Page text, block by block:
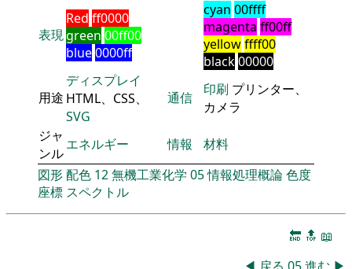
表現
Red ff0000
green 00ff00
blue0000ff
cyan 00ffff
magenta ff00ff
yellowffff00
black00000
用途
ディスプレイ
HTML、CSS、
SVG
通信 印刷 プリンター、
カメラ
ジャ
ンル
エネルギー 情報
材料
図形配色 12無機工業化学 05情報処理概論色度
座標 スペクトル
🔚 🔝 📖